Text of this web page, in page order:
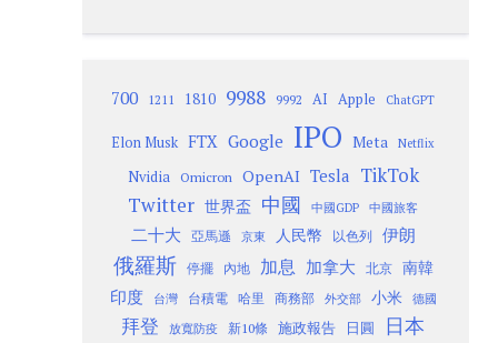
700 1211 1810 9988 9992 AI Apple ChatGPT
Elon Musk FTX Google IPO Meta Netflix
Nvidia Omicron OpenAI Tesla TikTok
Twitter 世界盃 中國 中國GDP 中國旅客
二十大 亞馬遜 京東 人民幣 以色列 伊朗
俄羅斯 停擺 內地 加息 加拿大 北京
南韓
印度
台灣 台積電 哈里 商務部 外交部 小米 德國
拜登 放寬防疫 新10條 施政報告 日圓 日本